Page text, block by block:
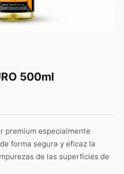
500ml
premium especialmente
forma segura y eficaz la
de las superficies de